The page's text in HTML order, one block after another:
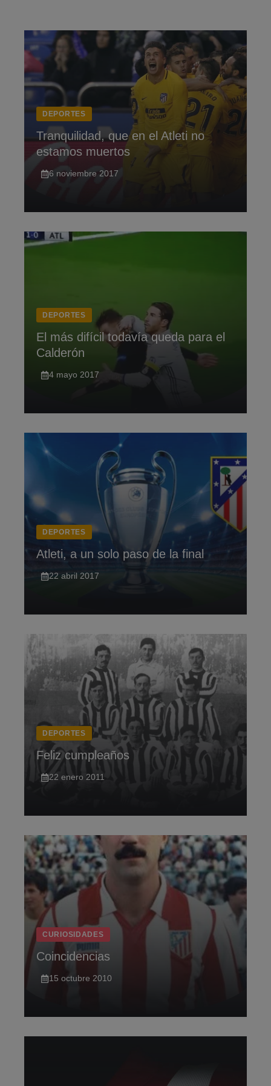
contenido
DEPORTES
Tranquilidad, que en el Atleti no
estamos muertos
6 noviembre 2017
DEPORTES
El más difícil todavía queda para el
Calderón
4 mayo 2017
DEPORTES
Atleti, a un solo paso de la final
22 abril 2017
DEPORTES
Feliz cumpleaños
22 enero 2011
CURIOSIDADES
Coincidencias
15 octubre 2010